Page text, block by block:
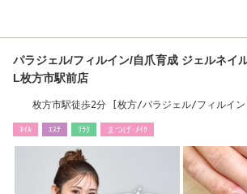
パラジェル/フィルイン/自爪育成 ジェルネイ
L枚方市駅前店
枚方市駅徒歩2分 [枚方/パラジェル/フィルイ
ﾈｲﾙ ｴｽﾃ ﾘﾗｸ まつげ･ﾒｲｸ